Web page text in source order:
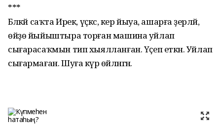
***
Бәләкәй саҡта Ирек, үҫкәс, кер йыуа, ашарға әҙерләй,
өйҙө йыйыштыра торған машина уйлап
сығарасаҡмын тип хыял­ланған. Үҫеп еткән. Уйлап
сығармаған. Шуға күрә өйләнгән.